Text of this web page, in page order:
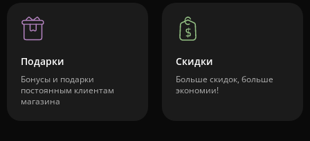
Подарки
Бонусы и подарки
постоянным клиентам
магазина
Скидки
Больше скидок, больше
экономии!